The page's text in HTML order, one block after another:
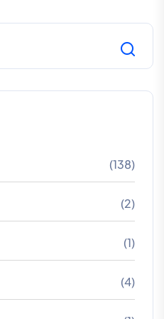
(138)
(2)
(1)
(4)